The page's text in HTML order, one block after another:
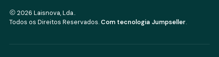
2026 Laisnova, Lda..
Todos os Direitos Reservados. Com tecnologia Jumpseller.